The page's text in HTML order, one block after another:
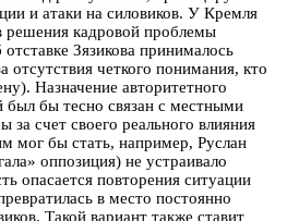
и атаки на силовиков. У Кремля
решения кадровой проблемы
Зязикова принималось
отсутствия четкого понимания, кто
Назначение авторитетного
был бы тесно связан с местными
за счет своего реального влияния
мог бы стать, например, Руслан
оппозиция) не устраивало
опасается повторения ситуации
в место постоянно
Такой вариант также ставит